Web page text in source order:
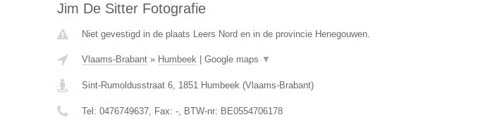
Jim De Sitter Fotografie
Niet gevestigd in de plaats Leers Nord en in de provincie Henegouwen.
Vlaams-Brabant» Humbeek| Google maps ▼
Sint-Rumoldusstraat 6, 1851 Humbeek(Vlaams-Brabant)
Tel: 0476749637, Fax: -, BTW-nr: BE0554706178